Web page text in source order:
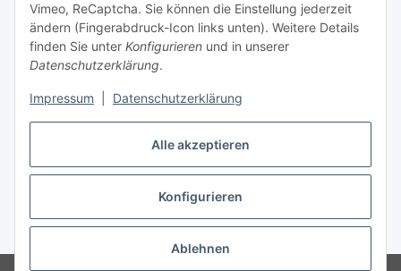
Alle akzeptieren
Konfigurieren
Ablehnen
Vimeo, ReCaptcha. Sie können die Einstellung jederzeit
ändern (Fingerabdruck-Icon links unten). Weitere Details
finden Sie unter Konfigurieren und in unserer
Datenschutzerklärung.
Impressum Datenschutzerklärung
Gesetzliche Informationen
Vertrag widerrufen
* Alle Preise inkl. gesetzlicher USt., zzgl.Versand